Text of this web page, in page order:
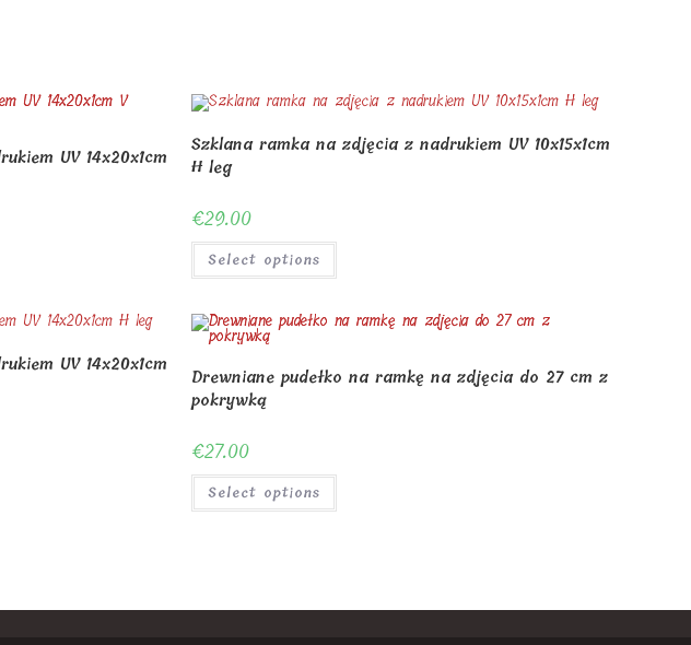
UV 14x20x1cm
Szklana ramka na zdjęcia z nadrukiem UV 10x15x1cm
H leg
€29.00
Select options
UV 14x20x1cm
Drewniane pudełko na ramkę na zdjęcia do 27 cm z
pokrywką
€27.00
Select options